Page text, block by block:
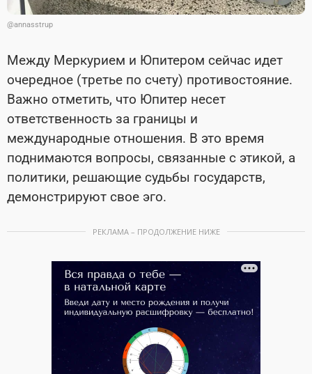
@annasstrup
Между Меркурием и Юпитером сейчас идет
очередное (третье по счету) противостояние.
Важно отметить, что Юпитер несет
ответственность за границы и
международные отношения. В это время
поднимаются вопросы, связанные с этикой, а
политики, решающие судьбы государств,
демонстрируют свое эго.
РЕКЛАМА – ПРОДОЛЖЕНИЕ НИЖЕ